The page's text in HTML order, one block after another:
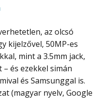
az olcsó
kijelzővel, 50MP-es
mint a 3.5mm jack,
és ezekkel simán
és Samsunggal is.
(magyar nyelv, Google